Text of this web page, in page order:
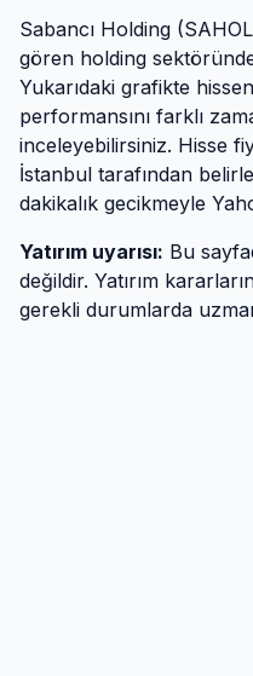
Sabancı Holding (SAHOL
gören holding
Yukarıdaki grafikte
performansını farklı
inceleyebilirsiniz. Hisse
İstanbul tarafından
dakikalık gecikmeyle
Yatırım uyarısı: Bu
değildir. Yatırım
gerekli durumlarda